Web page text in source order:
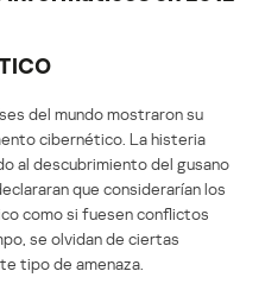
del mundo mostraron su
cibernético. La histeria
al descubrimiento del gusano
que considerarían los
como si fuesen conflictos
se olvidan de ciertas
tipo de amenaza.